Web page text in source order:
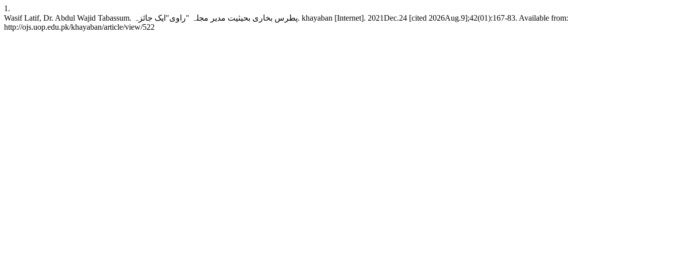
1.
Wasif Latif, Dr. Abdul Wajid Tabassum. پطرس بخاری بحیثیت مدیر مجلہ "راوی"ایک جائزہ. khayaban [Internet]. 2021Dec.24 [cited 2026Aug.9];42(01):167-83. Available from:
http://ojs.uop.edu.pk/khayaban/article/view/522